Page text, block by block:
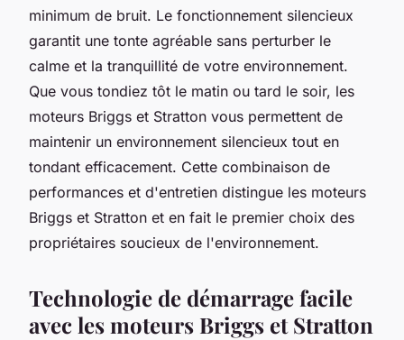
minimum de bruit. Le fonctionnement silencieux
garantit une tonte agréable sans perturber le
calme et la tranquillité de votre environnement.
Que vous tondiez tôt le matin ou tard le soir, les
moteurs Briggs et Stratton vous permettent de
maintenir un environnement silencieux tout en
tondant efficacement. Cette combinaison de
performances et d'entretien distingue les moteurs
Briggs et Stratton et en fait le premier choix des
propriétaires soucieux de l'environnement.
Technologie de démarrage facile
avec les moteurs Briggs et Stratton